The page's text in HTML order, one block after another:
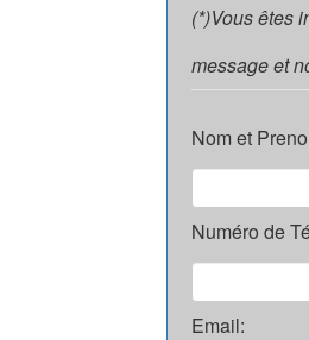
(*)Vous êtes
message et
Nom et
Numéro de
Email: